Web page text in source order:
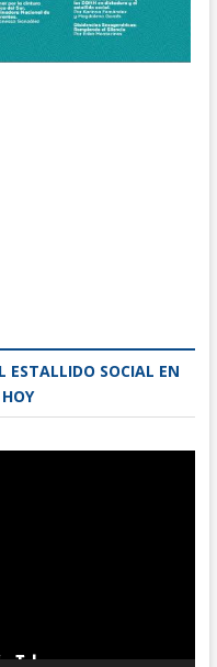
ESTALLIDO SOCIAL EN